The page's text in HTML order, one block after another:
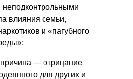
неподконтрольными
влияния семьи,
и «пагубного
— отрицание
для других и